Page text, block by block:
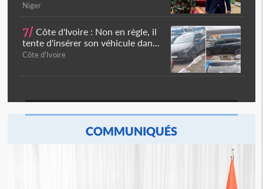
Niger
7/ Côte d'Ivoire : Non en règle, il
tente d'insérer son véhicule dan...
Côte d'Ivoire
COMMUNIQUÉS